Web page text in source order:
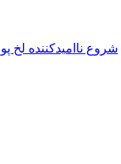
شروع ناامیدکننده لخ